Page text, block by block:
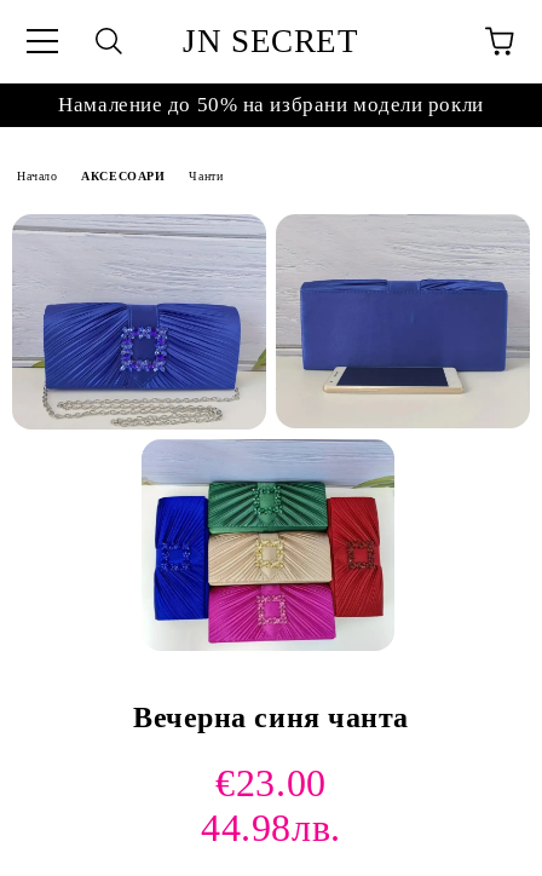
JN SECRET
и по лични мерки
Намаление до 50% на избрани модели рокли
Начало АКСЕСОАРИ Чанти
Вечерна синя чанта
€23.00
44.98лв.